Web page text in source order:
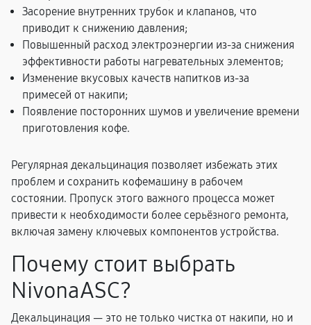
Засорение внутренних трубок и клапанов, что
приводит к снижению давления;
Повышенный расход электроэнергии из-за снижения
эффективности работы нагревательных элементов;
Изменение вкусовых качеств напитков из-за
примесей от накипи;
Появление посторонних шумов и увеличение времени
приготовления кофе.
Регулярная декальцинация позволяет избежать этих
проблем и сохранить кофемашину в рабочем
состоянии. Пропуск этого важного процесса может
привести к необходимости более серьёзного ремонта,
включая замену ключевых компонентов устройства.
Почему стоит выбрать
NivonaASC?
Декальцинация — это не только чистка от накипи, но и